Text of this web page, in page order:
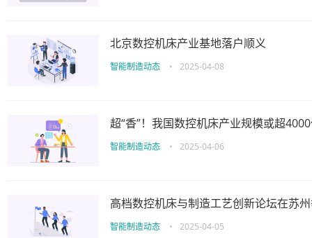
北京数控机床产业基地落户顺义
智能制造动态 • 2025-04-08
超“香”！我国数控机床产业规模或超
智能制造动态 • 2025-04-06
高档数控机床与制造工艺创新论坛在苏
智能制造动态 • 2025-04-05